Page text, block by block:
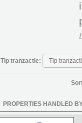
Tip tranzactie:
PROPERTIES HANDLED